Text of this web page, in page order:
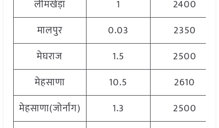
लीमखेड़ा 1
2400
मालपुर
0.03
2350
मेघराज
1.5
2500
मेहसाणा
10.5
2610
मेहसाणा(जोर्नांग)
1.3
2500